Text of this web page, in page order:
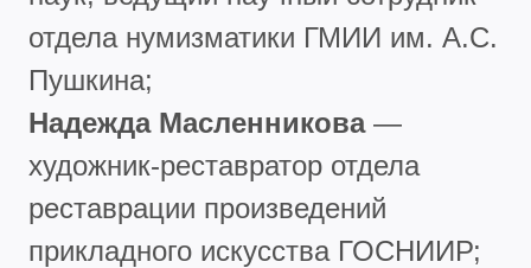
отдела нумизматики ГМИИ им. А.С.
Пушкина;
Надежда Масленникова—
художник-реставратор отдела
реставрации произведений
прикладного искусства ГОСНИИР;